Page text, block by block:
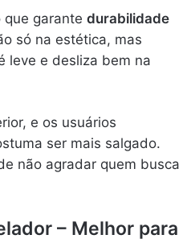
garante durabilidade
só na estética, mas
leve e desliza bem na
e os usuários
ser mais salgado.
não agradar quem busca
– Melhor para